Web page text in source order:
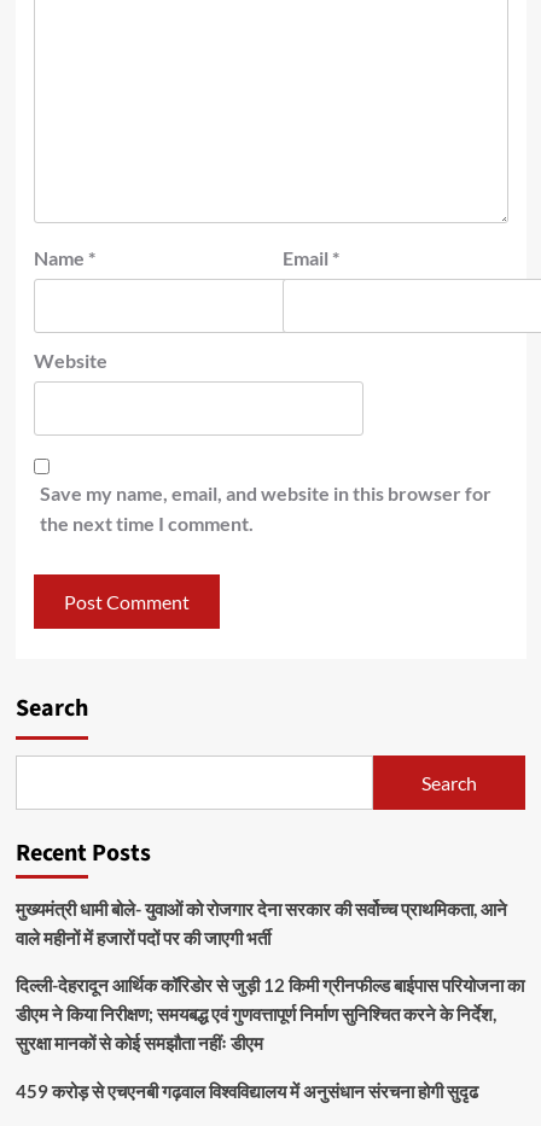
Name * Email *
Website
Save my name, email, and website in this browser for
the next time I comment.
Search
Search
Recent Posts
मुख्यमंत्री धामी बोले- युवाओं को रोजगार देना सरकार की सर्वोच्च प्राथमिकता, आने
वाले महीनों में हजारों पदों पर की जाएगी भर्ती
दिल्ली-देहरादून आर्थिक कॉरिडोर से जुड़ी 12 किमी ग्रीनफील्ड बाईपास परियोजना का
डीएम ने किया निरीक्षण; समयबद्ध एवं गुणवत्तापूर्ण निर्माण सुनिश्चित करने के निर्देश,
सुरक्षा मानकों से कोई समझौता नहींः डीएम
459 करोड़ से एचएनबी गढ़वाल विश्वविद्यालय में अनुसंधान संरचना होगी सुदृढ